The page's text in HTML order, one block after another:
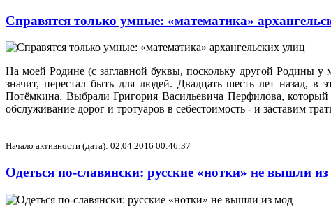
Справятся только умные: «математика»
На моей Родине (с заглавной буквы, поскольку другой Родины у
значит, перестал быть для людей. Двадцать шесть лет назад,
Потёмкина. Выбрали Григория Васильевича Перфилова,
обслуживание дорог и тротуаров в себестоимость - и заставим
Начало активности (дата): 02.04.2016 00:46:37
Одеться по-славянски: русские «нотки» не вышли